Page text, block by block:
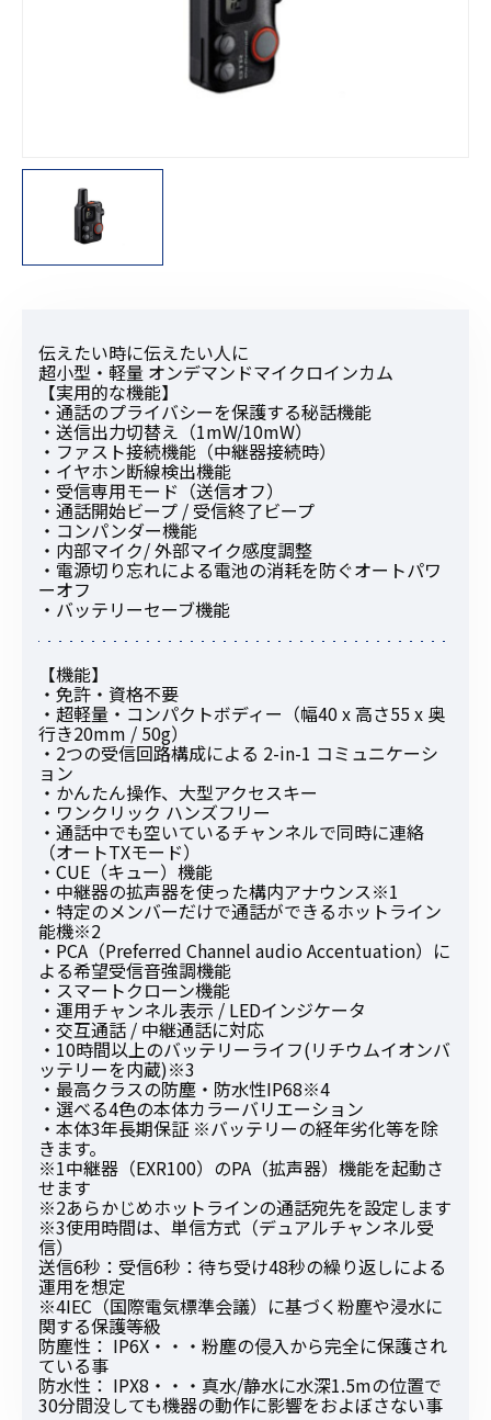
伝えたい時に伝えたい人に
超小型・軽量 オンデマンドマイクロインカム
【実用的な機能】
・通話のプライバシーを保護する秘話機能
・送信出力切替え（1mW/10mW）
・ファスト接続機能（中継器接続時）
・イヤホン断線検出機能
・受信専用モード（送信オフ）
・通話開始ビープ / 受信終了ビープ
・コンパンダー機能
・内部マイク/ 外部マイク感度調整
・電源切り忘れによる電池の消耗を防ぐオートパワ
ーオフ
・バッテリーセーブ機能
【機能】
・免許・資格不要
・超軽量・コンパクトボディー（幅40 x 高さ55 x 奥
行き20mm / 50g）
・2つの受信回路構成による 2-in-1 コミュニケーシ
ョン
・かんたん操作、大型アクセスキー
・ワンクリック ハンズフリー
・通話中でも空いているチャンネルで同時に連絡
（オートTXモード）
・CUE（キュー）機能
・中継器の拡声器を使った構内アナウンス※1
・特定のメンバーだけで通話ができるホットライン
能機※2
・PCA（Preferred Channel audio Accentuation）に
よる希望受信音強調機能
・スマートクローン機能
・運用チャンネル表示 / LEDインジケータ
・交互通話 / 中継通話に対応
・10時間以上のバッテリーライフ(リチウムイオンバ
ッテリーを内蔵)※3
・最高クラスの防塵・防水性IP68※4
・選べる4色の本体カラーバリエーション
・本体3年長期保証 ※バッテリーの経年劣化等を除
きます。
※1中継器（EXR100）のPA（拡声器）機能を起動さ
せます
※2あらかじめホットラインの通話宛先を設定します
※3使用時間は、単信方式（デュアルチャンネル受
信）
送信6秒：受信6秒：待ち受け48秒の繰り返しによる
運用を想定
※4IEC（国際電気標準会議）に基づく粉塵や浸水に
関する保護等級
防塵性： IP6X・・・粉塵の侵入から完全に保護され
ている事
防水性： IPX8・・・真水/静水に水深1.5mの位置で
30分間没しても機器の動作に影響をおよぼさない事